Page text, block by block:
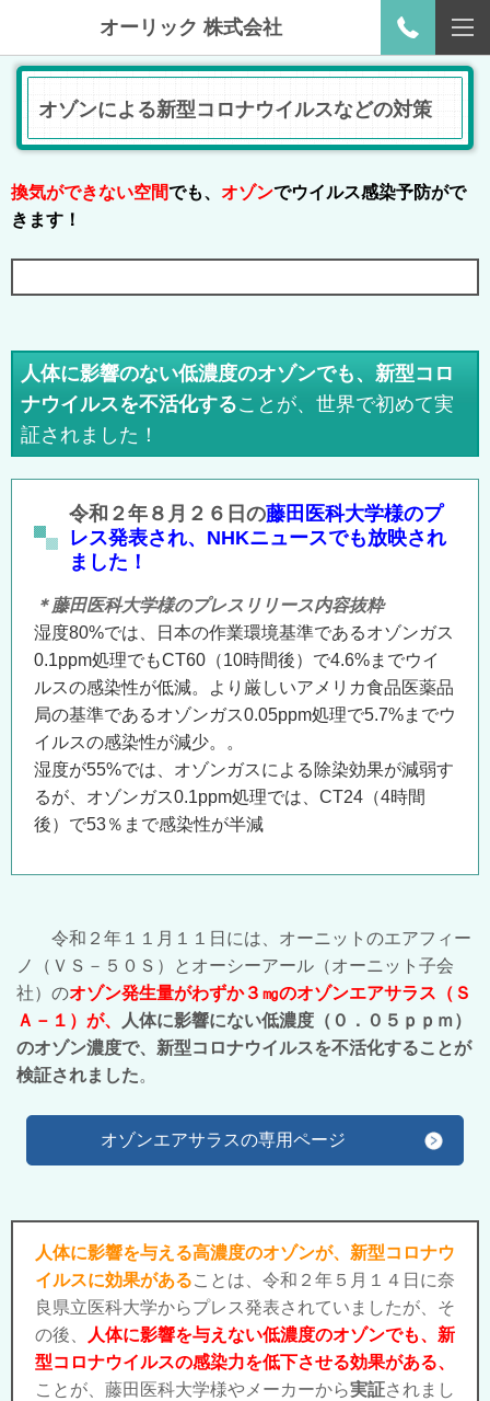
オーリック 株式会社
オゾンによる新型コロナウイルスなどの対策
換気ができない空間でも、 オゾンでウイルス感染予防がで
きます！
人体に影響のない低濃度のオゾンでも、新型コロ
ナウイルスを不活化することが、世界で初めて実
証されました！
令和２年８月２６日の藤田医科大学様のプ
レス発表され、NHKニュースでも放映され
ました！
＊藤田医科大学様のプレスリリース内容抜粋
湿度80%では、日本の作業環境基準であるオゾンガス
0.1ppm処理でもCT60（10時間後）で4.6%までウイ
ルスの感染性が低減。より厳しいアメリカ食品医薬品
局の基準であるオゾンガス0.05ppm処理で5.7%までウ
イルスの感染性が減少。。
湿度が55%では、オゾンガスによる除染効果が減弱す
るが、オゾンガス0.1ppm処理では、CT24（4時間
後）で53％まで感染性が半減
令和２年１１月１１日には、オーニットのエアフィー
ノ（ＶＳ－５０Ｓ）とオーシーアール（オーニット子会
社）のオゾン発生量がわずか３㎎のオゾンエアサラス（Ｓ
Ａ－１）が、
人体に影響にない低濃度（０．０５ｐｐｍ）
のオゾン濃度で、 新型コロナウイルスを不活化することが
検証されました。
オゾンエアサラスの専用ページ
人体に影響を与える高濃度のオゾンが、新型コロナウ
イルスに効果があることは、令和２年５月１４日に奈
良県立医科大学からプレス発表されていましたが、そ
の後、
人体に影響を与えない低濃度のオゾンでも、新
型コロナウイルスの感染力を低下させる効果がある、
ことが、藤田医科大学様やメーカーから実証されまし